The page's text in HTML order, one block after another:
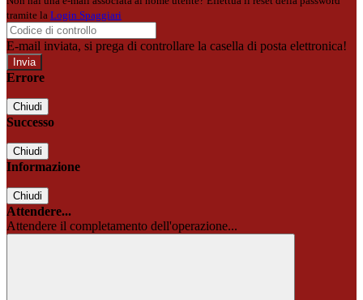
tramite la Login Spaggiari
E-mail inviata, si prega di controllare la casella di posta elettronica!
Errore
Chiudi
Successo
Chiudi
Informazione
Chiudi
Attendere...
Attendere il completamento dell'operazione...